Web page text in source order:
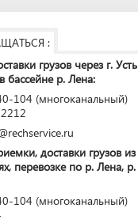
:
грузов через г. Усть
бассейне р. Лена:
104 (многоканальный)
доставки грузов из
перевозке по р. Лена, р.
104 (многоканальный)